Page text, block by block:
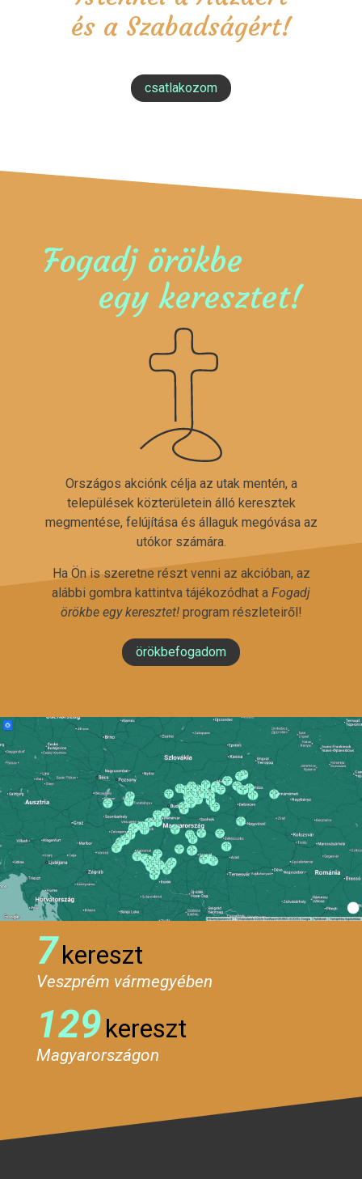
és a Szabadságért!
csatlakozom
Fogadj örökbe
egy keresztet!
Országos akciónk célja az utak mentén, a
települések közterületein álló keresztek
megmentése, felújítása és állaguk megóvása az
utókor számára.
Ha Ön is szeretne részt venni az akcióban, az
alábbi gombra kattintva tájékozódhat a Fogadj
örökbe egy keresztet!program részleteiről!
örökbefogadom
7kereszt
Veszprém vármegyében
129kereszt
Magyarországon